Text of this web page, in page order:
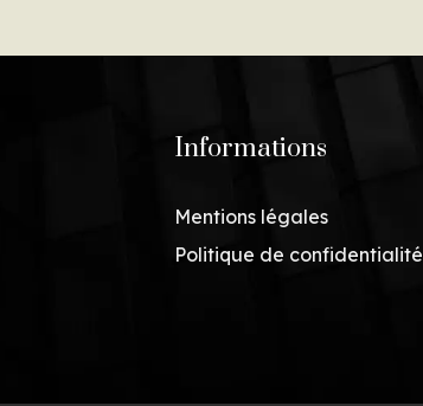
Informations
Mentions légales
Politique de confidentialité